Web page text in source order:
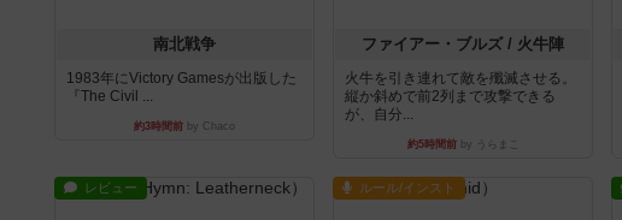
南北戦争
1983年にVictory Gamesが出版した
『The Civil ...
約3時間前 by Chaco
ファイアー・ブルズ / 火牛陣
火牛を引き連れて敵を殲滅させる。
縦か斜めで前2列まで攻撃できる
が、自分...
約5時間前by うらまこ
レビュー ルール/インスト